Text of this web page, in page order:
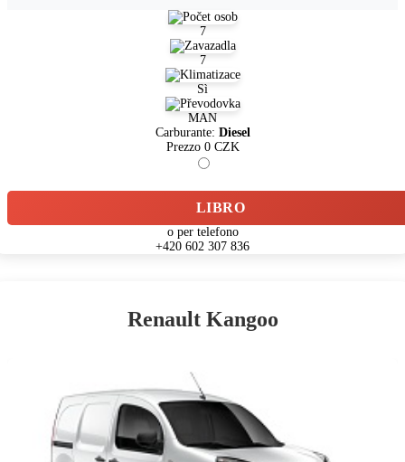
7
7
Sì
MAN
Carburante: Diesel
Prezzo 0CZK
LIBRO
o per telefono
+420 602 307 836
Renault Kangoo